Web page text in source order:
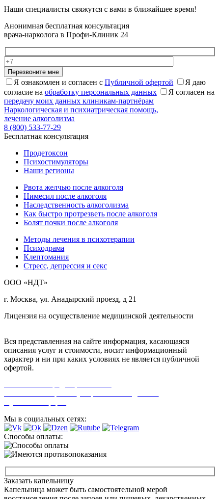
Наши специалисты свяжутся с вами в ближайшее время!
Анонимная бесплатная консультация
врача-нарколога в Профи-Клиник 24
Перезвоните мне
Я ознакомлен и согласен с Публичной офертой
Я даю
согласие на обработку персональных данных
Я согласен на
передачу моих данных клиникам-партнёрам
Наркологическая и психиатрическая помощь,
лечение алкоголизма
8 (800) 533-77-29
Бесплатная консультация
Продетоксон
Психостимуляторы
Наши регионы
Рвота желчью после алкоголя
Нимесил после алкоголя
Наследственность алкоголизма
Как быстро протрезветь после алкоголя
Болят почки после алкоголя
Методы лечения в психотерапии
Психодрама
Клептомания
Стресс, депрессия и секс
ООО «НДТ»
г. Москва, ул. Анадырский проезд, д 21
Лицензия на осуществление медицинской деятельности
Вся представленная на сайте информация, касающаяся
описания услуг и стоимости, носит информационный
характер и ни при каких условиях не является публичной
офертой.
Мы в социальных сетях:
Способы оплаты:
Заказать капельницу
Капельница может быть самостоятельной мерой